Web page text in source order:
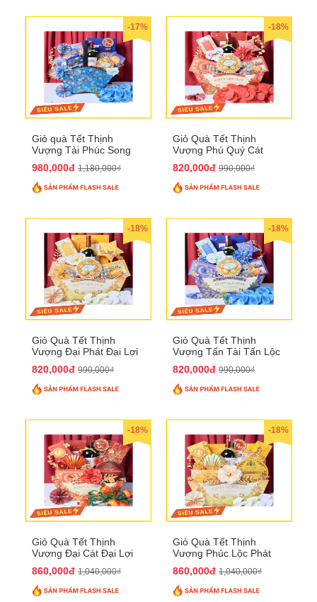
-17%
Giỏ quà Tết Thịnh
Vượng Tài Phúc Song
980,000đ 1,180,000₫
-18%
Giỏ Quà Tết Thịnh
Vượng Phú Quý Cát
820,000đ 990,000₫
-18%
Giỏ Quà Tết Thịnh
Vượng Đại Phát Đại Lợi
820,000đ 990,000₫
-18%
Giỏ Quà Tết Thịnh
Vượng Tấn Tài Tấn Lộc
820,000đ 990,000₫
-18%
Giỏ Quà Tết Thịnh
Vượng Đại Cát Đại Lợi
860,000đ 1,040,000₫
-18%
Giỏ Quà Tết Thịnh
Vượng Phúc Lộc Phát
860,000đ 1,040,000₫